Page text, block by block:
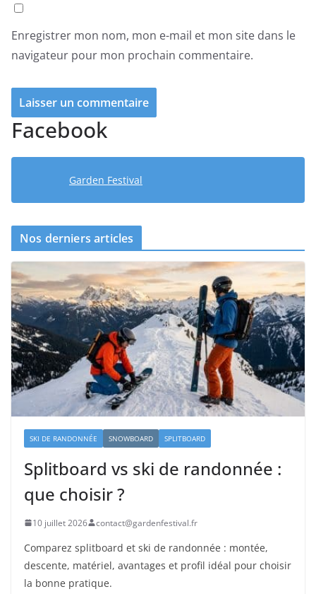
Enregistrer mon nom, mon e-mail et mon site dans le
navigateur pour mon prochain commentaire.
Facebook
Garden Festival
Nos derniers articles
SKI DE RANDONNÉE SNOWBOARD SPLITBOARD
Splitboard vs ski de randonnée :
que choisir ?
10 juillet 2026 contact@gardenfestival.fr
Comparez splitboard et ski de randonnée : montée,
descente, matériel, avantages et profil idéal pour choisir
la bonne pratique.